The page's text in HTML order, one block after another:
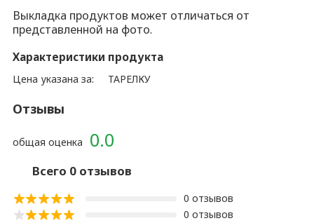
Выкладка продуктов может отличаться от
представленной на фото.
Характеристики продукта
Цена указана за: ТАРЕЛКУ
Отзывы
0.0
общая оценка
Всего 0 отзывов
0 отзывов
0 отзывов